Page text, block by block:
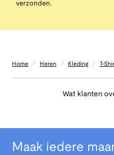
verzonden.
Home / Heren / Kleding / T-
Wat klanten
Maak iedere